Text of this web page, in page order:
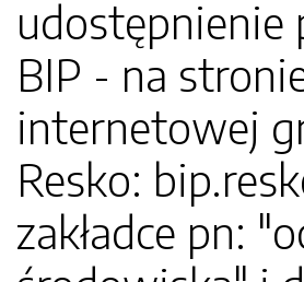
udostępnienie
BIP - na
internetowej
Resko:
zakładce pn: